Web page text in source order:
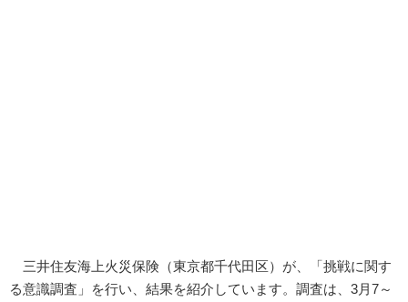
三井住友海上火災保険（東京都千代田区）が、「挑戦に関す
る意識調査」を行い、結果を紹介しています。調査は、3月7～